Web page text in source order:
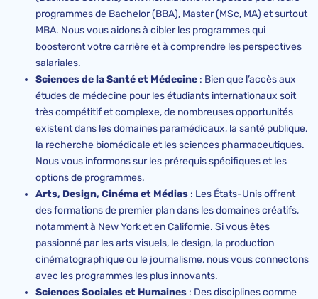
programmes de Bachelor (BBA), Master (MSc, MA) et surtout
MBA. Nous vous aidons à cibler les programmes qui
boosteront votre carrière et à comprendre les perspectives
salariales.
Sciences de la Santé et Médecine : Bien que l’accès aux
études de médecine pour les étudiants internationaux soit
très compétitif et complexe, de nombreuses opportunités
existent dans les domaines paramédicaux, la santé publique,
la recherche biomédicale et les sciences pharmaceutiques.
Nous vous informons sur les prérequis spécifiques et les
options de programmes.
Arts, Design, Cinéma et Médias : Les États-Unis offrent
des formations de premier plan dans les domaines créatifs,
notamment à New York et en Californie. Si vous êtes
passionné par les arts visuels, le design, la production
cinématographique ou le journalisme, nous vous connectons
avec les programmes les plus innovants.
Sciences Sociales et Humaines : Des disciplines comme